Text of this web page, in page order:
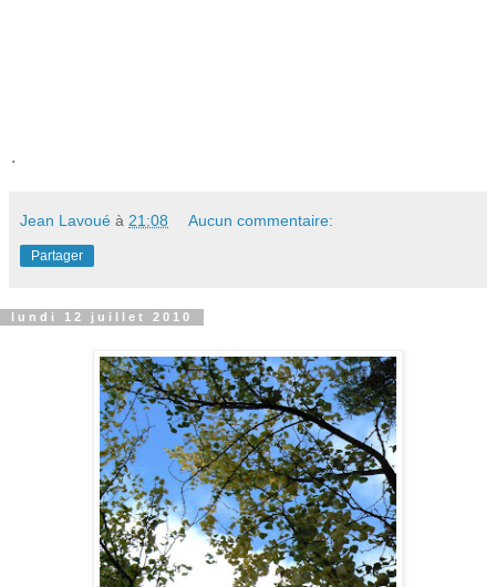
.
Jean Lavoué à 21:08 Aucun commentaire:
Partager
lundi 12 juillet 2010